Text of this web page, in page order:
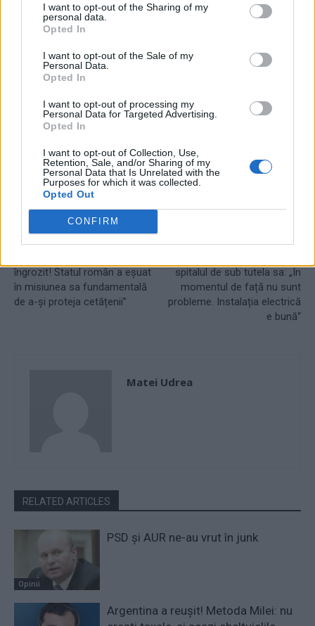
I want to opt-out of the Sharing of my
personal data.
Opted In
I want to opt-out of the Sale of my
Personal Data.
Opted In
I want to opt-out of processing my
Personal Data for Targeted Advertising.
Opted In
I want to opt-out of Collection, Use,
Retention, Sale, and/or Sharing of my
Personal Data that Is Unrelated with the
Purposes for which it was collected.
Opted Out
CONFIRM
Articolul precedent
Klaus Iohannis după tragedia
îngrozit! Statul român a eșuat
în misiunea sa fundamentală
de a-și proteja cetățenii”
Primarul Constanței după
spitalul de sub tutela sa: „În
momentul de față nu sunt
probleme. Instalația electrică
e bună“
Matei Udrea
RELATED ARTICLES
Opinii
PSD și AUR ne-au vrut în junk
Argentina a reușit! Metoda Milei: nu